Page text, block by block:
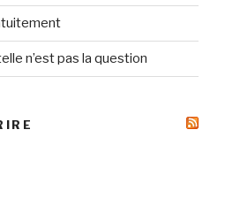
n’est pas la question